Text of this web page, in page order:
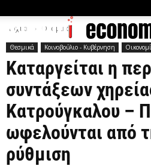
Αρχική Θεσμικά
Θεσμικά Κοινοβούλιο - Κυβέρνηση
Καταργείται η
συντάξεων
Κατρούγκαλου –
ωφελούνται από
ρύθμιση